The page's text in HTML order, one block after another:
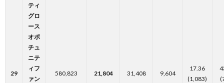
29
ティ
グロ
ース
オポ
チュ
ニテ
ィフ
ァン
580,823 21,804 31,408 9,604
17.36
(1,083)